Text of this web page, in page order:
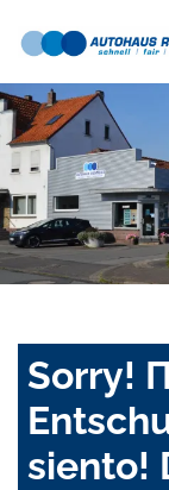
Sorry!
siento!